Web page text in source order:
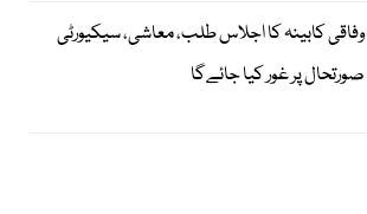
وفاقی کابینہ کا اجلاس طلب، معاشی، سیکیورٹی
صورتحال پر غور کیا جائےگا